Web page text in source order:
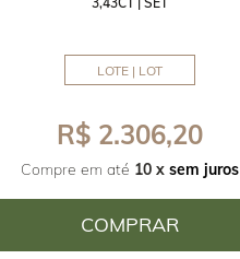
LOTE | LOT
R$ 2.306,20
Compre em até 10 x sem juros
COMPRAR